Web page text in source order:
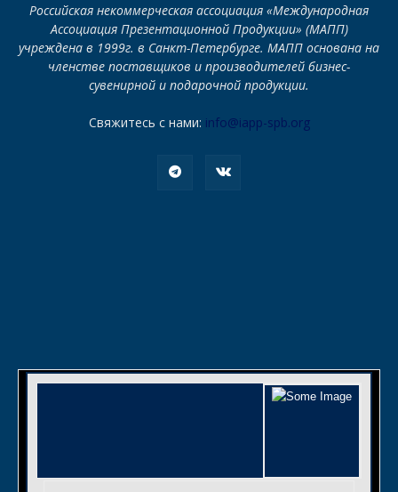
Российская некоммерческая ассоциация «Международная
Ассоциация Презентационной Продукции» (МАПП)
учреждена в 1999г. в Санкт-Петербурге. МАПП основана на
членстве поставщиков и производителей бизнес-
сувенирной и подарочной продукции.
Свяжитесь с нами: info@iapp-spb.org